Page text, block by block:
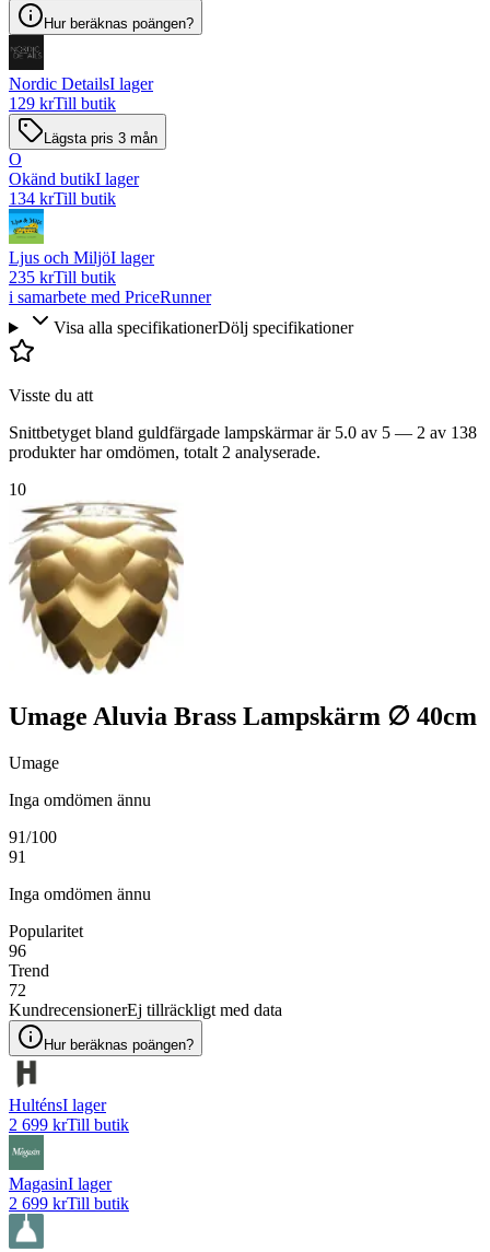
Hur beräknas poängen?
Nordic DetailsI lager
129 krTill butik
Lägsta pris 3 mån
O
Okänd butikI lager
134 krTill butik
Ljus och MiljöI lager
235 krTill butik
i samarbete med PriceRunner
Visa alla specifikationerDölj specifikationer
Visste du att
Snittbetyget bland guldfärgade lampskärmar är 5.0 av 5 — 2 av 138
produkter har omdömen, totalt 2 analyserade.
10
Umage Aluvia Brass Lampskärm ∅ 40cm
Umage
Inga omdömen ännu
91/100
91
Inga omdömen ännu
Popularitet
96
Trend
72
KundrecensionerEj tillräckligt med data
Hur beräknas poängen?
HulténsI lager
2 699 krTill butik
MagasinI lager
2 699 krTill butik